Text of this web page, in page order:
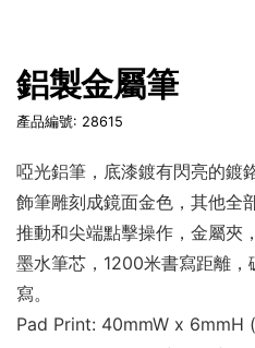
鋁製金屬筆
產品編號: 28615
啞光鋁筆，底漆鍍有閃亮的鍍
飾筆雕刻成鏡面金色，其他全
推動和尖端點擊操作，金屬夾
墨水筆芯，1200米書寫距離
寫。
Pad Print: 40mmW x 6mmH